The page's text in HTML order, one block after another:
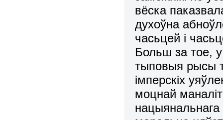
вёска
духоўна
часьцей і
Больш за тое, у
тыповыя рысы
імперскіх
моцнай